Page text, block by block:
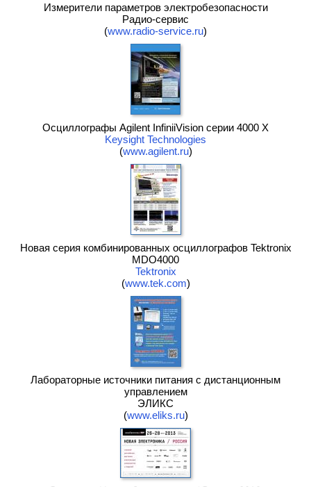
Измерители параметров электробезопасности
Радио-сервис
(www.radio-service.ru)
Осциллографы Agilent InfiniiVision серии 4000 X
Keysight Technologies
(www.agilent.ru)
Новая серия комбинированных осциллографов Tektronix
MDO4000
Tektronix
(www.tek.com)
Лабораторные источники питания с дистанционным
управлением
ЭЛИКС
(www.eliks.ru)